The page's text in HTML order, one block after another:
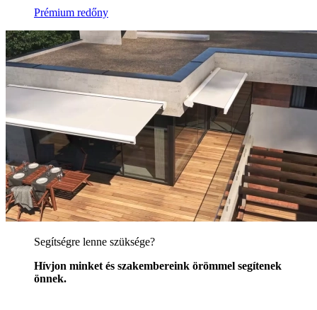
Prémium redőny
Segítségre lenne szüksége?
Hívjon minket és szakembereink örömmel segítenek
önnek.